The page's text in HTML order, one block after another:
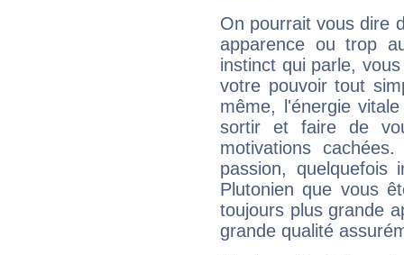
On pourrait vous dire
apparence ou trop
instinct qui parle,
votre pouvoir tout
même, l'énergie
sortir et faire de
motivations
passion, quelquefois
Plutonien que vous
toujours plus grande
grande qualité